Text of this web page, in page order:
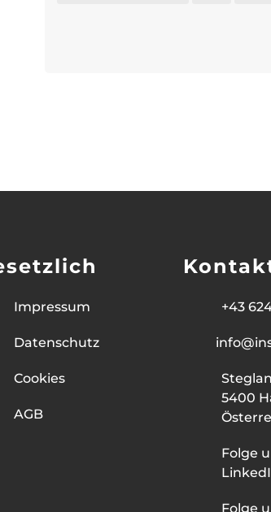
Impressum
Datenschutz
Cookies
AGB
+43
5400
Folge
Folge